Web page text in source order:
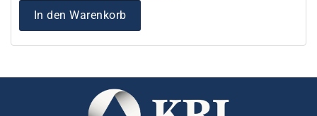
In den Warenkorb